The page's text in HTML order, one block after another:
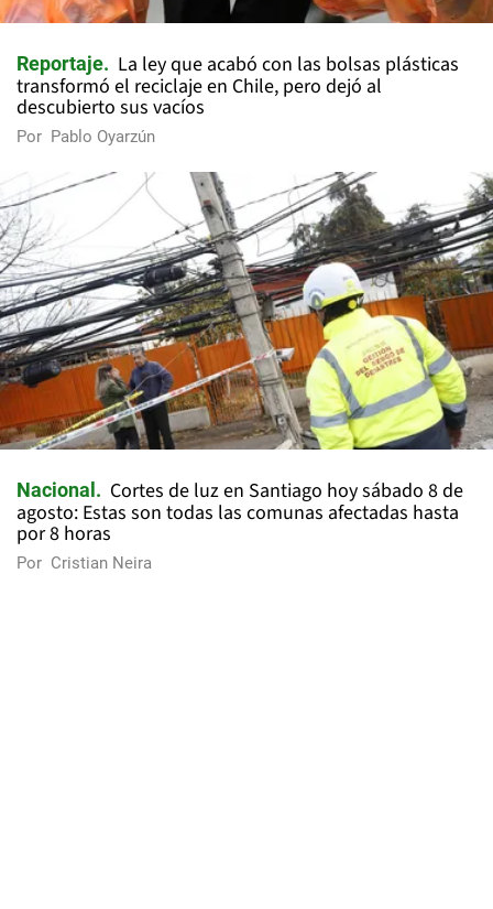
Reportaje
La ley que acabó con las bolsas plásticas
transformó el reciclaje en Chile, pero dejó al
descubierto sus vacíos
Por Pablo Oyarzún
Nacional
Cortes de luz en Santiago hoy sábado 8 de
agosto: Estas son todas las comunas afectadas hasta
por 8 horas
Por Cristian Neira